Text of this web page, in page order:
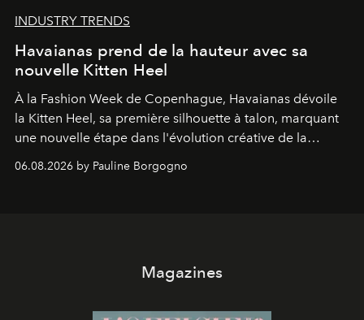
INDUSTRY TRENDS
Havaianas prend de la hauteur avec sa
nouvelle Kitten Heel
À la Fashion Week de Copenhague, Havaianas dévoile
la Kitten Heel, sa première silhouette à talon, marquant
une nouvelle étape dans l'évolution créative de la
06.08.2026 by Pauline Borgogno
Magazines